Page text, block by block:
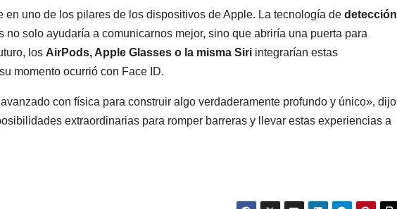
en uno de los pilares de los dispositivos de Apple. La tecnología de detección
no solo ayudaría a comunicarnos mejor, sino que abriría una puerta para
los AirPods, Apple Glasses o la misma Siri integrarían estas
momento ocurrió con Face ID.
con física para construir algo verdaderamente profundo y único», dijo
extraordinarias para romper barreras y llevar estas experiencias a